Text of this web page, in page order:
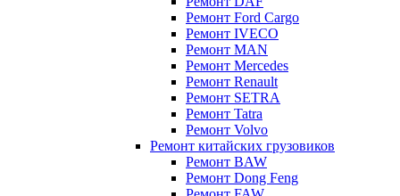
Ремонт Ford Cargo
Ремонт IVECO
Ремонт MAN
Ремонт Mercedes
Ремонт Renault
Ремонт SETRA
Ремонт Tatra
Ремонт Volvo
Ремонт китайских грузовиков
Ремонт BAW
Ремонт Dong Feng